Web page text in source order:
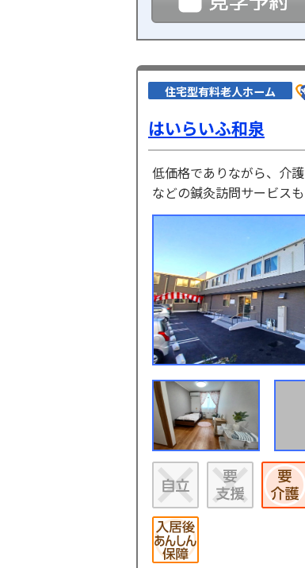
住宅型有料老人ホーム
はいらいふ和泉
低価格でありながら、介
などの鍼灸訪問サービス